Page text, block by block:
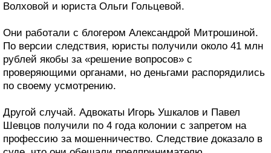
Волховой и юриста Ольги Гольцевой.
Они работали с блогером Александрой Митрошиной.
По версии следствия, юристы получили около 41 млн
рублей якобы за «решение вопросов» с
проверяющими органами, но деньгами распорядились
по своему усмотрению.
Другой случай. Адвокаты Игорь Ушкалов и Павел
Шевцов получили по 4 года колонии с запретом на
профессию за мошенничество. Следствие доказало в